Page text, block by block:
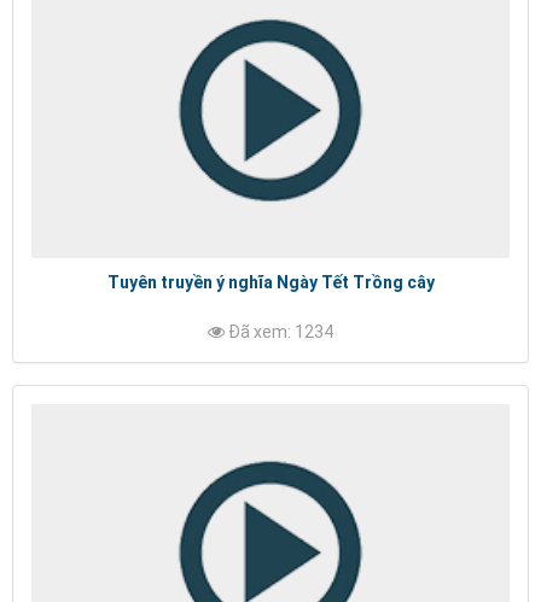
Tuyên truyền ý nghĩa Ngày Tết Trồng cây
Đã xem: 1234